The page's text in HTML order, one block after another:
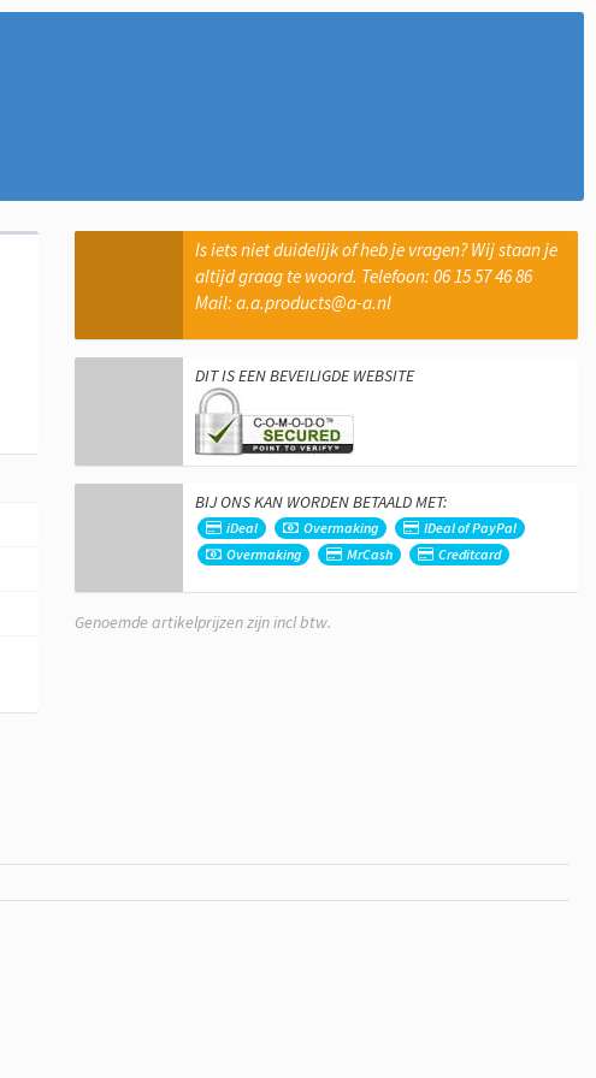
Is iets niet duidelijk of heb je vragen? Wij staan je
altijd graag te woord. Telefoon: 06 15 57 46 86
Mail: a.a.products@a-a.nl
DIT IS EEN BEVEILIGDE WEBSITE
BIJ ONS KAN WORDEN BETAALD MET:
iDeal Overmaking
IDeal of PayPal
Overmaking
MrCash Creditcard
Genoemde artikelprijzen zijn incl btw.